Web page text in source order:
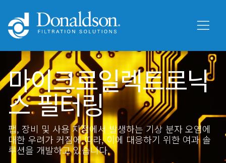
마이크로일렉트로닉
스 필터링
팹, 장비 및 사용 지점에서 발생하는 기상 분자 오염에
대한 우려가 커짐에 따라, 이에 대응하기 위한 여과 솔
루션을 개발하고 있습니다.